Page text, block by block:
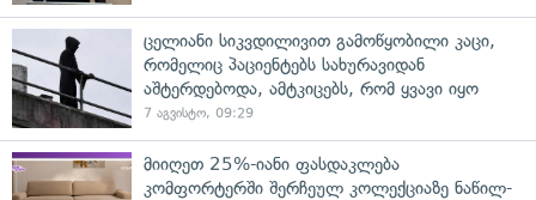
ცელიანი სიკვდილივით გამოწყობილი კაცი,
რომელიც პაციენტებს სახურავიდან
აშტერდებოდა, ამტკიცებს, რომ ყვავი იყო
7 აგვისტო, 09:29
მიიღეთ 25%-იანი ფასდაკლება
კომფორტერში შერჩეულ კოლექციაზე ნაწილ-